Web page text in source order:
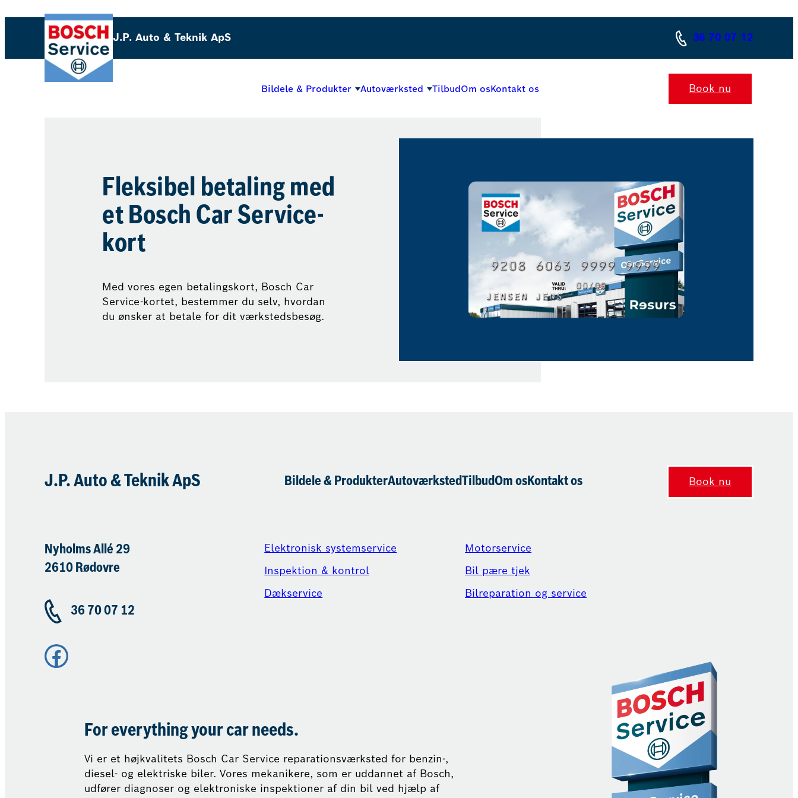
J.P. Auto & Teknik ApS 36 70 07 12
Bildele & Produkter Autoværksted TilbudOm osKontakt os Book nu
Fleksibel betaling med
et Bosch Car Service-
kort
Med vores egen betalingskort, Bosch Car
Service-kortet, bestemmer du selv, hvordan
du ønsker at betale for dit værkstedsbesøg.
J.P. Auto & Teknik ApS Bildele & ProdukterAutoværkstedTilbudOm osKontakt os Book nu
Nyholms Allé 29
2610 Rødovre
36 70 07 12
Facebook
Elektronisk systemservice
Inspektion & kontrol
Dækservice
Motorservice
Bil pære tjek
Bilreparation og service
For everything your car needs.
Vi er et højkvalitets Bosch Car Service reparationsværksted for benzin-,
diesel- og elektriske biler. Vores mekanikere, som er uddannet af Bosch,
udfører diagnoser og elektroniske inspektioner af din bil ved hjælp af